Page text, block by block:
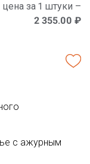
за 1 штуки –
2 355.00 ₽
с ажурным